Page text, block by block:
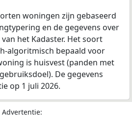
woningen zijn gebaseerd
en de gegevens over
het Kadaster. Het soort
algoritmisch bepaald voor
is huisvest (panden met
De gegevens
op 1 juli 2026.
Advertentie: